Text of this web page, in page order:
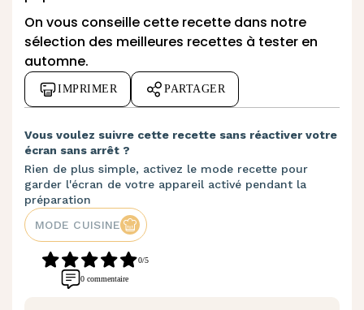
On vous conseille cette recette dans notre
sélection des meilleures recettes à tester en
automne.
IMPRIMER PARTAGER
Vous voulez suivre cette recette sans réactiver votre
écran sans arrêt ?
Rien de plus simple, activez le mode recette pour
garder l'écran de votre appareil activé pendant la
préparation
MODE CUISINE
0/5
0 commentaire